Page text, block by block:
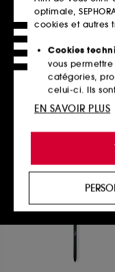
HOURGLASS
Illusion Priming
Base de teint
106
71,00€
optimale,
cookies et autres
Cookies
vous
catégories,
celui-ci. Ils
technique du
de vous offrir
personnalisée
produits, des
proposer des
votre profil.
Cookies
utilisés pour
de vous plaire
EN SAVOIR PLUS